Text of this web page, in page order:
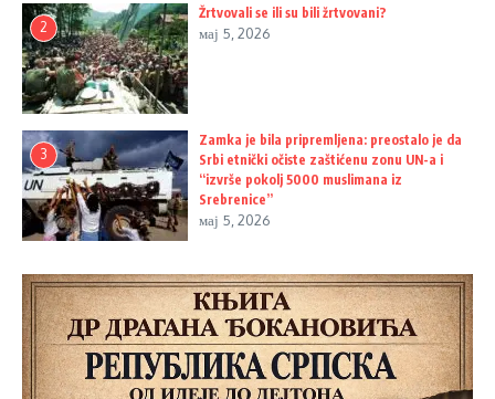
2
Žrtvovali se ili su bili žrtvovani?
мај 5, 2026
3
Zamka je bila pripremljena: preostalo je da
Srbi etnički očiste zaštićenu zonu UN-a i
“izvrše pokolj 5000 muslimana iz
Srebrenice”
мај 5, 2026